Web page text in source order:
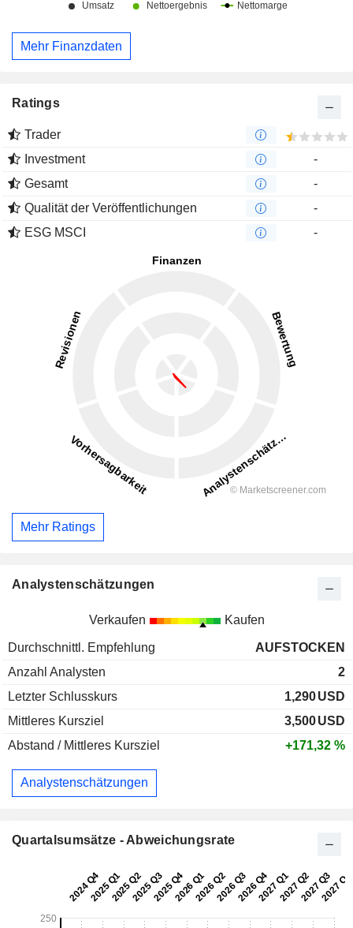
Mehr Finanzdaten
Ratings
Trader
Investment
-
Gesamt
-
Qualität der Veröffentlichungen
-
ESG MSCI
-
Mehr Ratings
Analystenschätzungen
Verkaufen Kaufen
Durchschnittl. Empfehlung
AUFSTOCKEN
Anzahl Analysten
2
Letzter Schlusskurs
1,290USD
Mittleres Kursziel
3,500USD
Abstand / Mittleres Kursziel
+171,32 %
Analystenschätzungen
Quartalsumsätze - Abweichungsrate